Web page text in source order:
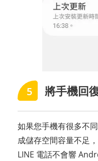
5 將手機回
如果您手機有很多不
成儲存空間容量不足
LINE 電話不會響